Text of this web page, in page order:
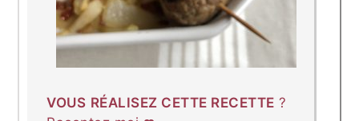
VOUS RÉALISEZ CETTE RECETTE ?